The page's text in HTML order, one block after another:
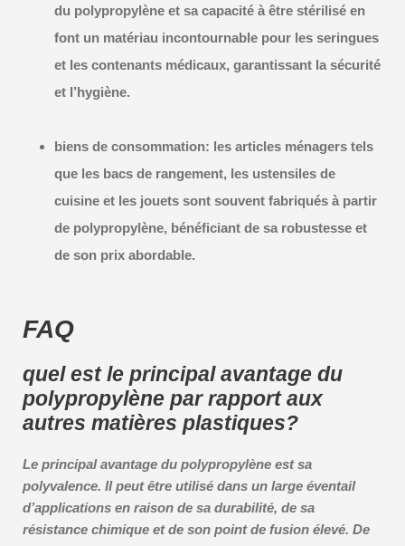
du polypropylène et sa capacité à être stérilisé en
font un matériau incontournable pour les seringues
et les contenants médicaux, garantissant la sécurité
et l’hygiène.
biens de consommation: les articles ménagers tels
que les bacs de rangement, les ustensiles de
cuisine et les jouets sont souvent fabriqués à partir
de polypropylène, bénéficiant de sa robustesse et
de son prix abordable.
FAQ
quel est le principal avantage du
polypropylène par rapport aux
autres matières plastiques?
Le principal avantage du polypropylène est sa
polyvalence. Il peut être utilisé dans un large éventail
d’applications en raison de sa durabilité, de sa
résistance chimique et de son point de fusion élevé. De